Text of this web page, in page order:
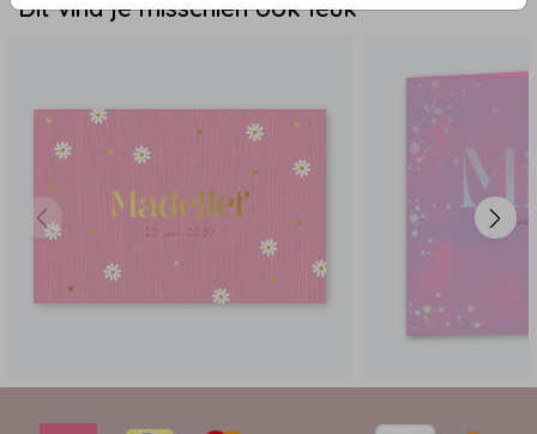
Dit vind je misschien ook leuk